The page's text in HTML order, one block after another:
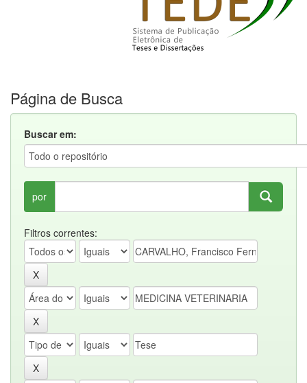
Página de Busca
Buscar em:
por
Filtros correntes: